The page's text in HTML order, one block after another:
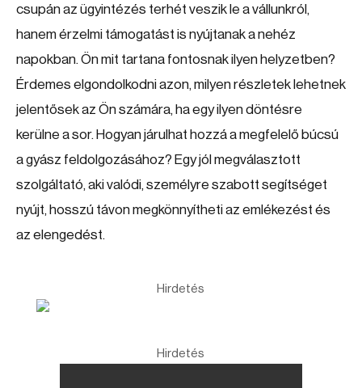
csupán az ügyintézés terhét veszik le a vállunkról,
hanem érzelmi támogatást is nyújtanak a nehéz
napokban. Ön mit tartana fontosnak ilyen helyzetben?
Érdemes elgondolkodni azon, milyen részletek lehetnek
jelentősek az Ön számára, ha egy ilyen döntésre
kerülne a sor. Hogyan járulhat hozzá a megfelelő búcsú
a gyász feldolgozásához? Egy jól megválasztott
szolgáltató, aki valódi, személyre szabott segítséget
nyújt, hosszú távon megkönnyítheti az emlékezést és
az elengedést.
Hirdetés
Hirdetés